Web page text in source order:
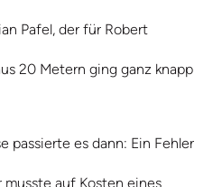
Pafel, der für Robert
20 Metern ging ganz knapp
passierte es dann: Ein Fehler
auf Kosten eines